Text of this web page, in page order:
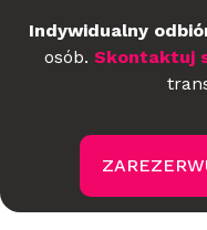
Indywidualny
osób. Skontaktuj